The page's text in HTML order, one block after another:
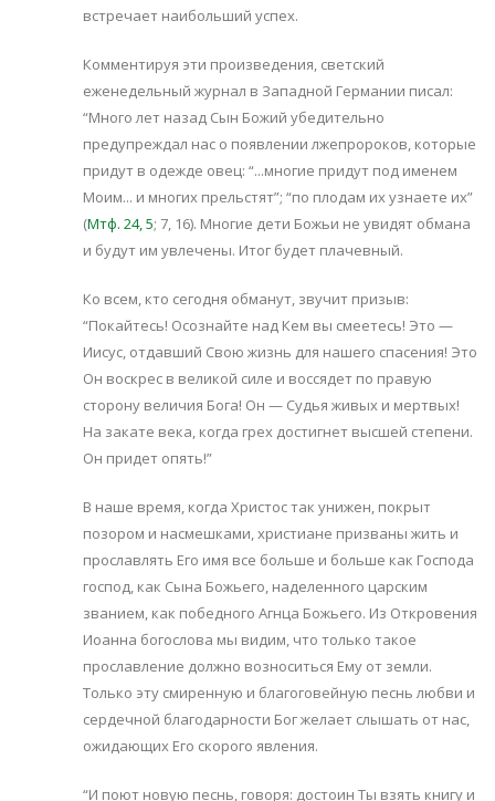
встречает наибольший успех.
Комментируя эти произведения, светский
еженедельный журнал в Западной Германии писал:
“Много лет назад Сын Божий убедительно
предупреждал нас о появлении лжепророков, которые
придут в одежде овец: “...многие придут под именем
Моим... и многих прельстят”; “по плодам их узнаете их”
(Мтф. 24, 5; 7, 16). Многие дети Божьи не увидят обмана
и будут им увлечены. Итог будет плачевный.
Ко всем, кто сегодня обманут, звучит призыв:
“Покайтесь! Осознайте над Кем вы смеетесь! Это —
Иисус, отдавший Свою жизнь для нашего спасения! Это
Он воскрес в великой силе и воссядет по правую
сторону величия Бога! Он — Судья живых и мертвых!
На закате века, когда грех достигнет высшей степени.
Он придет опять!”
В наше время, когда Христос так унижен, покрыт
позором и насмешками, христиане призваны жить и
прославлять Его имя все больше и больше как Господа
господ, как Сына Божьего, наделенного царским
званием, как победного Агнца Божьего. Из Откровения
Иоанна богослова мы видим, что только такое
прославление должно возноситься Ему от земли.
Только эту смиренную и благоговейную песнь любви и
сердечной благодарности Бог желает слышать от нас,
ожидающих Его скорого явления.
“И поют новую песнь, говоря: достоин Ты взять книгу и